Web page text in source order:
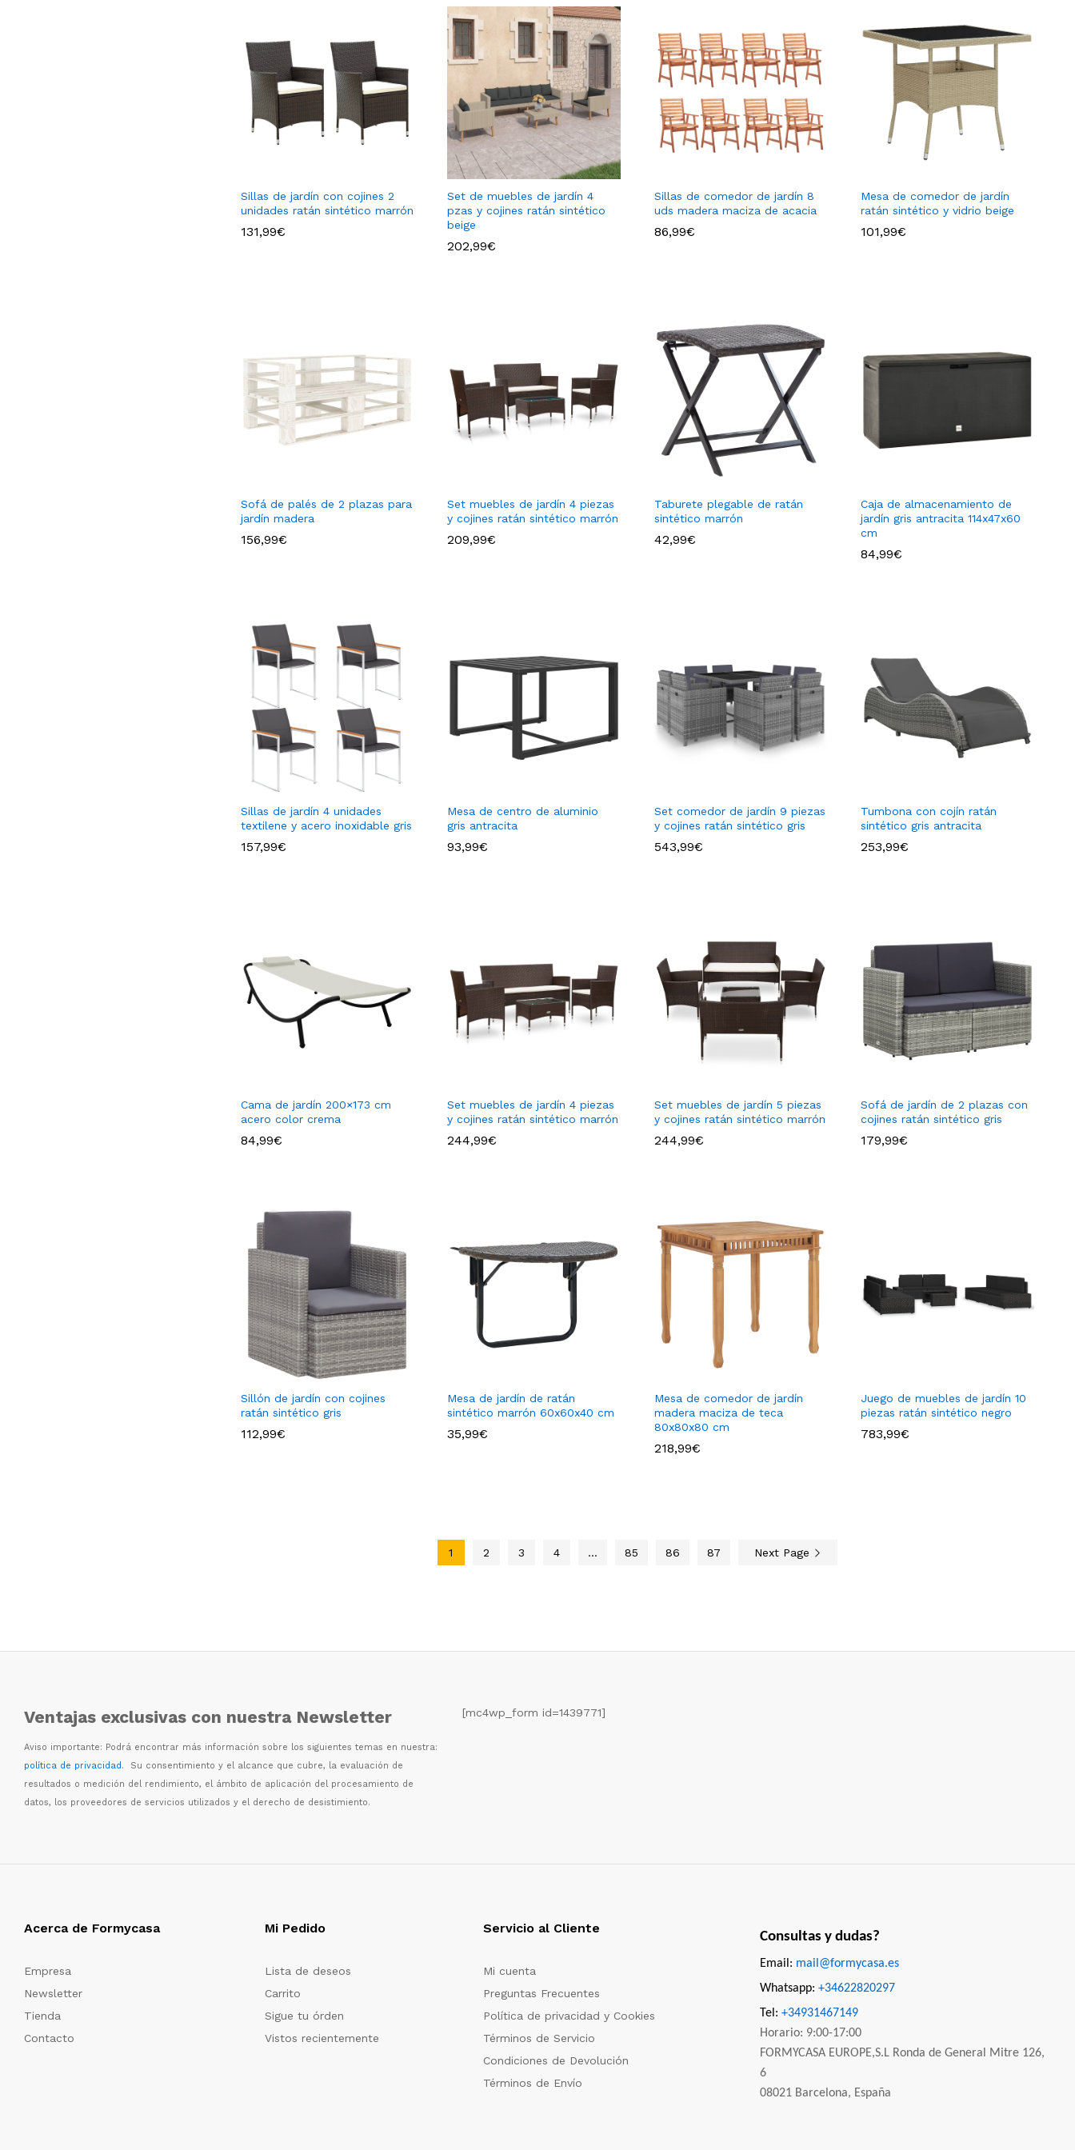
Sillas de jardín con cojines 2
unidades ratán sintético marrón
131,99€
Set de muebles de jardín 4
pzas y cojines ratán sintético
beige
202,99€
Sillas de comedor de jardín 8
uds madera maciza de acacia
86,99€
Mesa de comedor de jardín
ratán sintético y vidrio beige
101,99€
Sofá de palés de 2 plazas para
jardín madera
156,99€
Set muebles de jardín 4 piezas
y cojines ratán sintético marrón
209,99€
Taburete plegable de ratán
sintético marrón
42,99€
Caja de almacenamiento de
jardín gris antracita 114x47x60
cm
84,99€
Sillas de jardín 4 unidades
textilene y acero inoxidable gris
157,99€
Mesa de centro de aluminio
gris antracita
93,99€
Set comedor de jardín 9 piezas
y cojines ratán sintético gris
543,99€
Tumbona con cojín ratán
sintético gris antracita
253,99€
Cama de jardín 200×173 cm
acero color crema
84,99€
Set muebles de jardín 4 piezas
y cojines ratán sintético marrón
244,99€
Set muebles de jardín 5 piezas
y cojines ratán sintético marrón
244,99€
Sofá de jardín de 2 plazas con
cojines ratán sintético gris
179,99€
Sillón de jardín con cojines
ratán sintético gris
112,99€
Mesa de jardín de ratán
sintético marrón 60x60x40 cm
35,99€
Mesa de comedor de jardín
madera maciza de teca
80x80x80 cm
218,99€
Juego de muebles de jardín 10
piezas ratán sintético negro
783,99€
1 2 3 4 … 85 86 87 Next Page
Ventajas exclusivas con nuestra Newsletter
Aviso importante: Podrá encontrar más información sobre los siguientes temas en nuestra:
política de privacidad. Su consentimiento y el alcance que cubre, la evaluación de
resultados o medición del rendimiento, el ámbito de aplicación del procesamiento de
datos, los proveedores de servicios utilizados y el derecho de desistimiento.
[mc4wp_form id=1439771]
Acerca de Formycasa
Empresa
Newsletter
Tienda
Contacto
Mi Pedido
Lista de deseos
Carrito
Sigue tu órden
Vistos recientemente
Servicio al Cliente
Mi cuenta
Preguntas Frecuentes
Política de privacidad y Cookies
Términos de Servicio
Condiciones de Devolución
Términos de Envío
Consultas y dudas?
Email: mail@formycasa.es
Whatsapp: +34622820297
Tel: +34931467149
Horario: 9:00-17:00
FORMYCASA EUROPE,S.L Ronda de General Mitre 126,
6
08021 Barcelona, España